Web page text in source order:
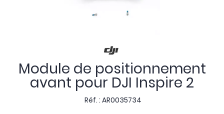
Module de positionnement
avant pour DJI Inspire 2
Réf. : AR0035734